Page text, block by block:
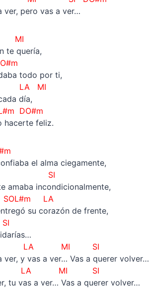
ver, pero vas a ver…
te quería,
todo por ti,
MI
día,
DO#m
hacerte feliz.
el alma ciegamente,
SI
amaba incondicionalmente,
LA
su corazón de frente,
LA
MI SI
ver, y vas a ver… Vas a querer volver…
LA
MI SI
tu vas a ver… Vas a querer volver…